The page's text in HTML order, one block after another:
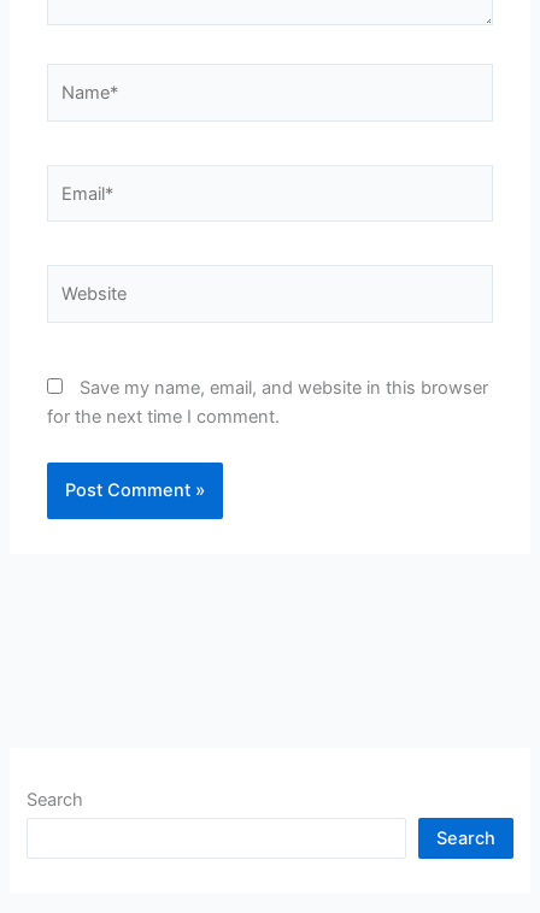
Save my name, email, and website in this browser
for the next time I comment.
Search
Search